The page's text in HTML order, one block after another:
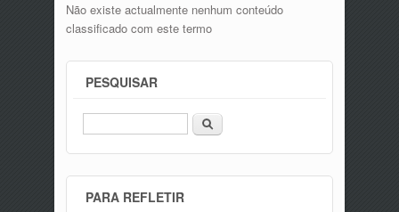
Não existe actualmente nenhum conteúdo
classificado com este termo
PESQUISAR
Procurar
PARA REFLETIR